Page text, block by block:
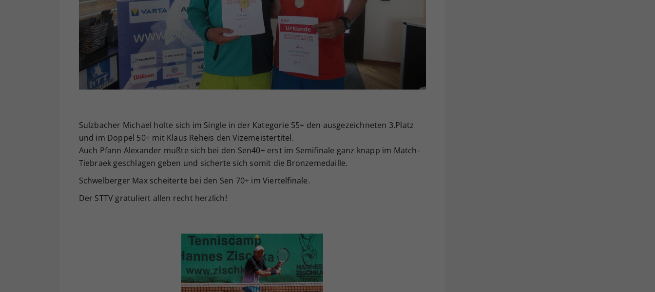
Sulzbacher Michael holte sich im Single in der Kategorie 55+ den ausgezeichneten 3.Platz
und im Doppel 50+ mit Klaus Reheis den Vizemeistertitel.
Auch Pfann Alexander mußte sich bei den Sen40+ erst im Semifinale ganz knapp im Match-
Tiebraek geschlagen geben und sicherte sich somit die Bronzemedaille.
Schwelberger Max scheiterte bei den Sen 70+ im Viertelfinale.
Der STTV gratuliert allen recht herzlich!
Ihrer vorgenommen Einstellungen, falls der
Webseiten-Betreiber dies eingestellt hat.